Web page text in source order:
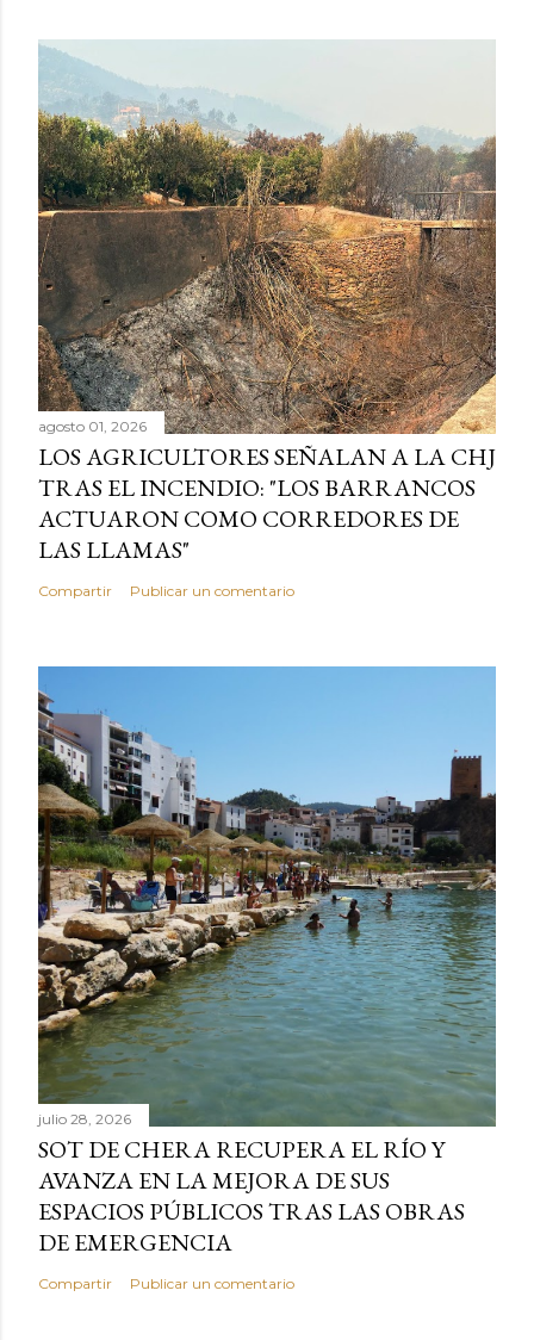
agosto 01, 2026
LOS AGRICULTORES SEÑALAN A LA CHJ
TRAS EL INCENDIO: "LOS BARRANCOS
ACTUARON COMO CORREDORES DE
LAS LLAMAS"
Compartir Publicar un comentario
julio 28, 2026
SOT DE CHERA RECUPERA EL RÍO Y
AVANZA EN LA MEJORA DE SUS
ESPACIOS PÚBLICOS TRAS LAS OBRAS
DE EMERGENCIA
Compartir Publicar un comentario